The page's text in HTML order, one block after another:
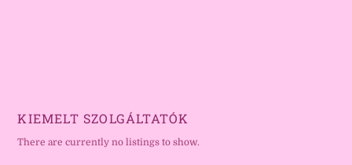
KIEMELT SZOLGÁLTATÓK
There are currently no listings to show.